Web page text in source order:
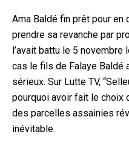
Ama Baldé fin prêt pour en
prendre sa revanche par
l’avait battu le 5 novembre
cas le fils de Falaye Baldé
sérieux. Sur Lutte TV,
pourquoi avoir fait le choix
des parcelles assainies
inévitable.